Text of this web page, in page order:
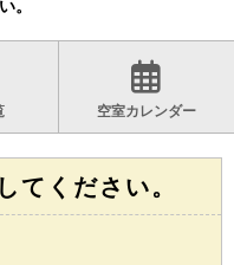
。
空室カレンダー
てください。